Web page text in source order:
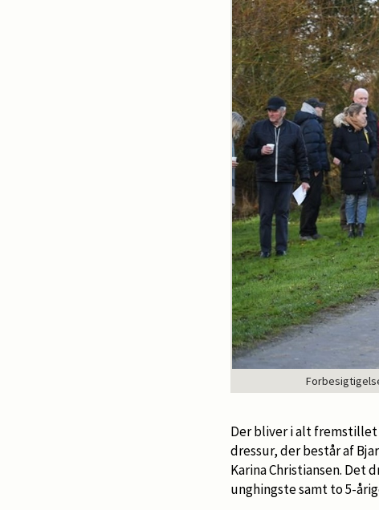
Der bliver i alt
dressur, der består af
Karina Christiansen. Det
unghingste samt to 5-